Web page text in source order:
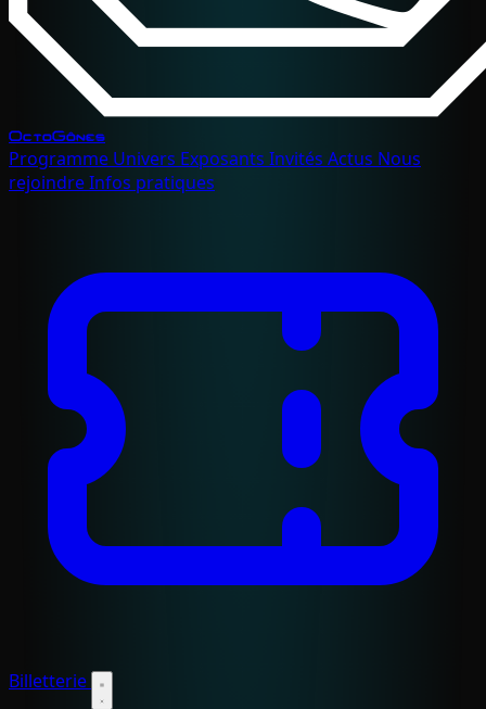
OctoGônes
Programme Univers Exposants Invités Actus Nous
rejoindreInfos pratiques
Billetterie